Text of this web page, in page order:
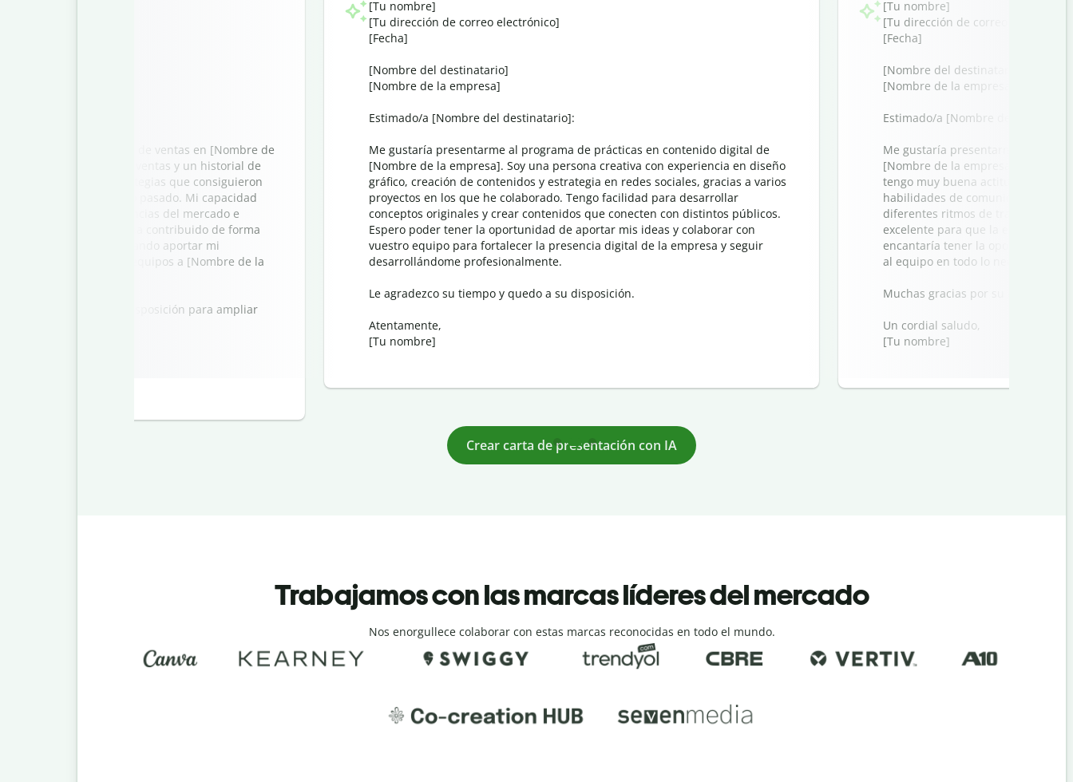
puesto de responsable de ventas en [Nombre de
años de experiencia en ventas y un historial de
he desarrollado estrategias que consiguieron
en un [X %] el año pasado. Mi capacidad
analizar las tendencias del mercado e
de forma eficaz ha contribuido de forma
ingresos. Estoy deseando aportar mi
clientes y liderazgo de equipos a [Nombre de la
y quedo a su disposición para ampliar
[Tu nombre]
[Tu dirección de correo electrónico]
[Fecha]
[Nombre del destinatario]
[Nombre de la empresa]
Estimado/a [Nombre del destinatario]:
Me gustaría presentarme al programa de prácticas en contenido digital de
[Nombre de la empresa]. Soy una persona creativa con experiencia en diseño
gráfico, creación de contenidos y estrategia en redes sociales, gracias a varios
proyectos en los que he colaborado. Tengo facilidad para desarrollar
conceptos originales y crear contenidos que conecten con distintos públicos.
Espero poder tener la oportunidad de aportar mis ideas y colaborar con
vuestro equipo para fortalecer la presencia digital de la empresa y seguir
desarrollándome profesionalmente.
Le agradezco su tiempo y quedo a su disposición.
Atentamente,
[Tu nombre]
[Tu nombre]
[Tu dirección de correo
[Fecha]
[Nombre del destinatario]
[Nombre de la empresa]
Estimado/a [Nombre del
Me gustaría presentarme al
[Nombre de la empresa]. Aunque
tengo muy buena actitud y
habilidades de comunicación y
diferentes ritmos de trabajo. Me
excelente para que la experiencia
encantaría tener la oportunidad
al equipo en todo lo necesario.
Muchas gracias por su atención.
Un cordial saludo,
[Tu nombre]
Crear carta de presentación con IA
Trabajamos con las marcas líderes del mercado
Nos enorgullece colaborar con estas marcas reconocidas en todo el mundo.